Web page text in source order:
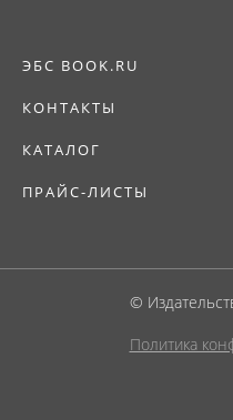
ЭБС BOOK.RU
КОНТАКТЫ
КАТАЛОГ
ПРАЙС-ЛИСТЫ
©
Политика